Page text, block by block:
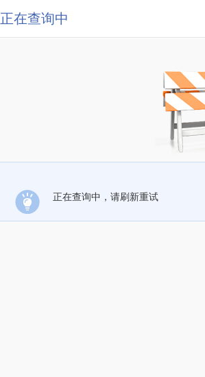
正在查询中
正在查询中，请刷新重试